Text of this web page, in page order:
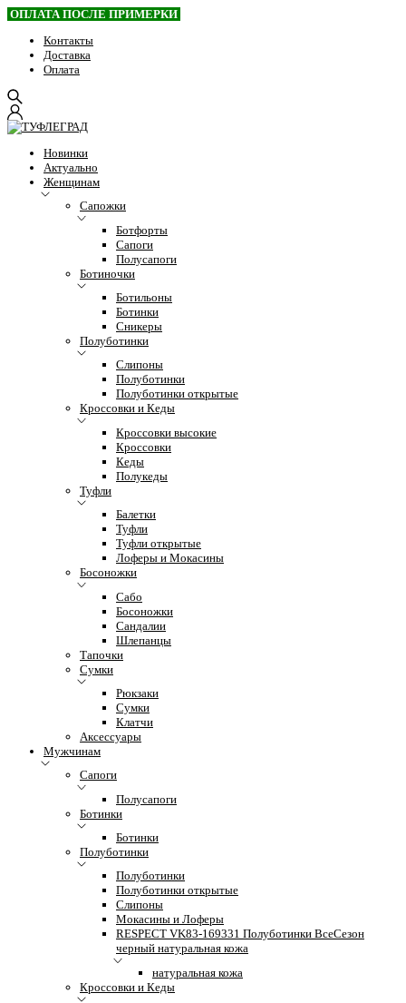
ОПЛАТА ПОСЛЕ ПРИМЕРКИ
Контакты
Доставка
Оплата
Новинки
Актуально
Женщинам
Сапожки
Ботфорты
Сапоги
Полусапоги
Ботиночки
Ботильоны
Ботинки
Сникеры
Полуботинки
Слипоны
Полуботинки
Полуботинки открытые
Кроссовки и Кеды
Кроссовки высокие
Кроссовки
Кеды
Полукеды
Туфли
Балетки
Туфли
Туфли открытые
Лоферы и Мокасины
Босоножки
Сабо
Босоножки
Сандалии
Шлепанцы
Тапочки
Сумки
Рюкзаки
Сумки
Клатчи
Аксессуары
Мужчинам
Сапоги
Полусапоги
Ботинки
Ботинки
Полуботинки
Полуботинки
Полуботинки открытые
Слипоны
Мокасины и Лоферы
RESPECT VK83-169331 Полуботинки ВсеСезон
черный натуральная кожа
натуральная кожа
Кроссовки и Кеды